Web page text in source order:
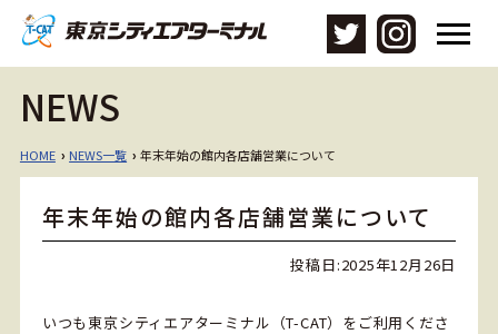
メ
NEWS
HOME › NEWS一覧 ›年末年始の館内各店舗営業について
年末年始の館内各店舗営業について
投稿日:2025年12月26日
いつも東京シティエアターミナル（T-CAT）をご利用くださ